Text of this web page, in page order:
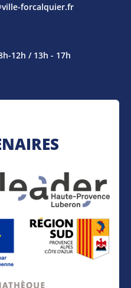
forcalquier.fr
12h / 13h - 17h